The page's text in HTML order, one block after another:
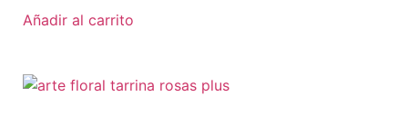
Añadir al carrito